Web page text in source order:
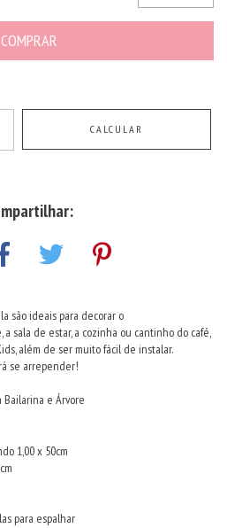
CALCULAR
são ideais para decorar o
sala de estar, a cozinha ou cantinho do café,
além de ser muito fácil de instalar.
se arrepender!
e Árvore
1,00 x 50cm
para espalhar